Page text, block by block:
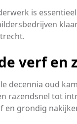
is
verf en
decennia oud
razendsnel tot
en grondig